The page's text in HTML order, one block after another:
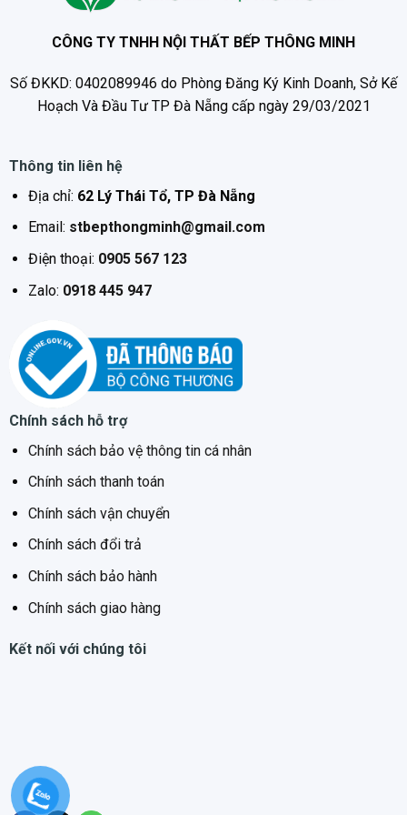
Thương hiệu:
Tình trạng:Còn hàng
Bảo hành: 3 năm
CÔNG TY TNHH NỘI THẤT BẾP THÔNG MINH
Số ĐKKD: 0402089946 do Phòng Đăng Ký Kinh Doanh, Sở Kế
Hoạch Và Đầu Tư TP Đà Nẵng cấp ngày 29/03/2021
Thông tin liên hệ
Địa chỉ: 62 Lý Thái Tổ, TP Đà Nẵng
Email: stbepthongminh@gmail.com
Điện thoại: 0905 567 123
Zalo: 0918 445 947
Chính sách hỗ trợ
Chính sách bảo vệ thông tin cá nhân
Chính sách thanh toán
Chính sách vận chuyển
Chính sách đổi trả
Chính sách bảo hành
Chính sách giao hàng
Kết nối với chúng tôi